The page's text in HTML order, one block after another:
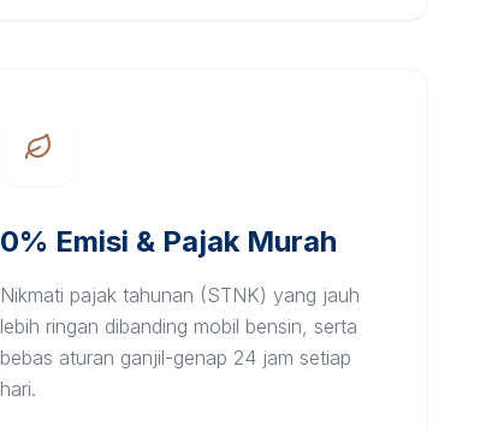
0% Emisi & Pajak Murah
Nikmati pajak tahunan (STNK) yang jauh
lebih ringan dibanding mobil bensin, serta
bebas aturan ganjil-genap 24 jam setiap
hari.